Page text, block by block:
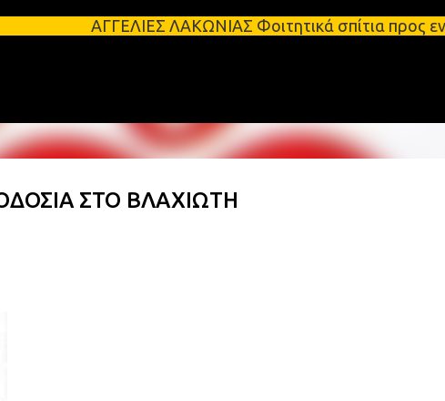
Μετάβαση στο κύριο περιεχόμενο
ΛΑΚΩΝΙΑΣ Φοιτητικά σπίτια προς ενοικίαση
ΣΤΟ ΒΛΑΧΙΩΤΗ